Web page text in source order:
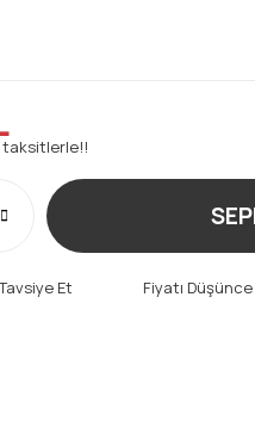
taksitlerle!!
Tavsiye Et Fiyatı